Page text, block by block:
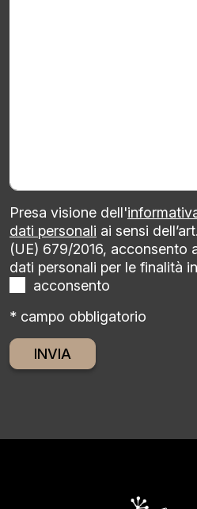
Presa visione dell'
dati personali ai sensi
(UE) 679/2016, acconsento
dati personali per le finalità
acconsento
* campo obbligatorio